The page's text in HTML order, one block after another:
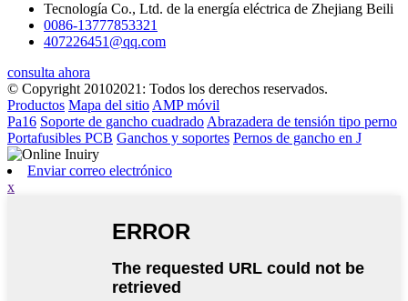
Tecnología Co., Ltd. de la energía eléctrica de Zhejiang Beili
0086-13777853321
407226451@qq.com
consulta ahora
© Copyright 20102021: Todos los derechos reservados.
Productos Mapa del sitio AMP móvil
Pa16 Soporte de gancho cuadrado Abrazadera de tensión tipo perno
Portafusibles PCB Ganchos y soportes Pernos de gancho en J
Enviar correo electrónico
x